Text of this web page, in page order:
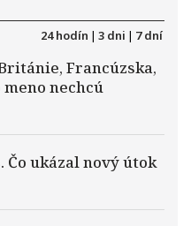
24 hodín | 3 dni | 7 dní
Francúzska,
meno nechcú
ukázal nový útok